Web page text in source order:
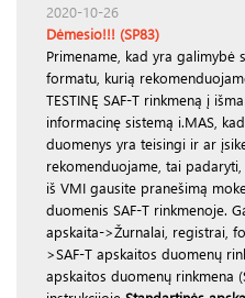
2020-10-26
Dėmesio!!! (SP83)
Primename, kad yra galimybė
formatu, kurią
TESTINĘ SAF-T rinkmeną į
informacinę sistemą i.MAS,
duomenys yra teisingi ir ar
rekomenduojame, tai
iš VMI gausite pranešimą
duomenis SAF-T rinkmenoje.
apskaita->Žurnalai, registrai,
>SAF-T apskaitos duomenų
apskaitos duomenų rinkmena